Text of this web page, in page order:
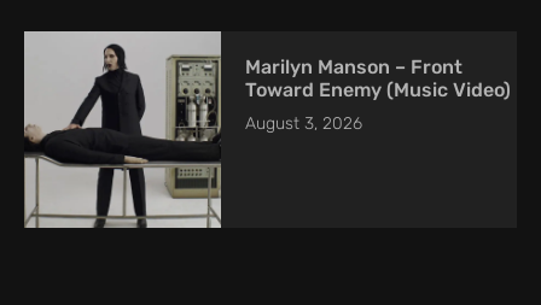
Marilyn Manson – Front
Toward Enemy (Music Video)
August 3, 2026